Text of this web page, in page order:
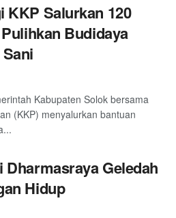
KKP Salurkan 120
Budidaya
Kabupaten Solok bersama
(KKP) menyalurkan bantuan
Dharmasraya Geledah
Hidup